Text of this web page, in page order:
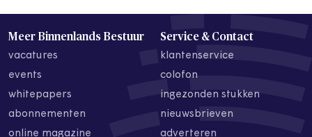
Meer Binnenlands Bestuur
vacatures
events
whitepapers
abonnementen
online magazine
Service & Contact
klantenservice
colofon
ingezonden stukken
nieuwsbrieven
adverteren